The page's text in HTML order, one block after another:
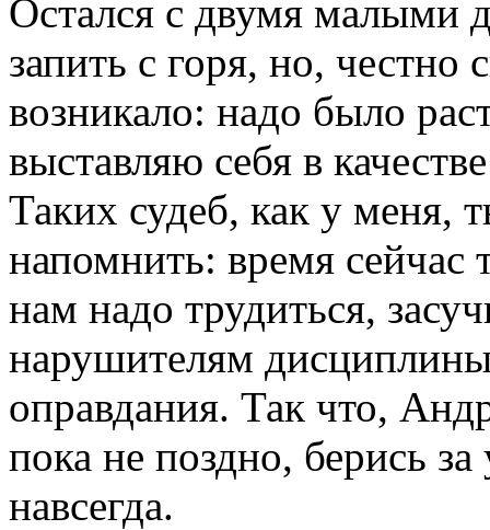
Остался с двумя малыми
запить с горя, но, честно
возникало: надо было
выставляю себя в
Таких судеб, как у меня,
напомнить: время сейчас
нам надо трудиться,
нарушителям
оправдания. Так что,
пока не поздно, берись
навсегда.